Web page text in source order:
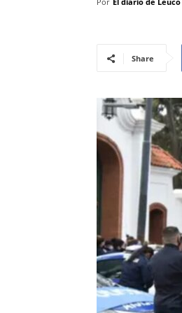
Share